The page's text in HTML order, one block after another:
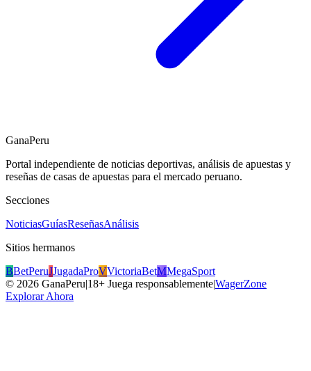
GanaPeru
Portal independiente de noticias deportivas, análisis de apuestas y
reseñas de casas de apuestas para el mercado peruano.
Secciones
NoticiasGuíasReseñasAnálisis
Sitios hermanos
BBetPeruJJugadaProVVictoriaBetMMegaSport
© 2026 GanaPeru|18+ Juega responsablemente|WagerZone
Explorar Ahora